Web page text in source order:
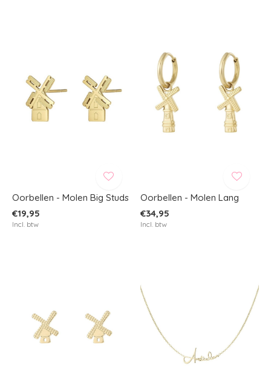
Oorbellen - Molen Big Studs
€19,95
Incl. btw
Oorbellen - Molen Lang
€34,95
Incl. btw